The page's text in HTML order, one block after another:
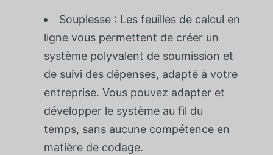
Souplesse : Les feuilles de calcul en
ligne vous permettent de créer un
système polyvalent de soumission et
de suivi des dépenses, adapté à votre
entreprise. Vous pouvez adapter et
développer le système au fil du
temps, sans aucune compétence en
matière de codage.